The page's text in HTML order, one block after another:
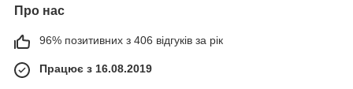
Про нас
96% позитивних з 406 відгуків за рік
Працює з 16.08.2019